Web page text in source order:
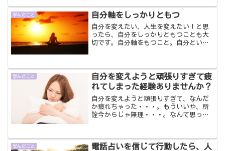
いましょう。決して、年だ...
学んだこと 自分軸をしっかりともつ
自分を変えたい、人生を変えたい！と思
ったら、自分をしっかりともつことも大
切です。自分軸をもつこと。自分という
かを言われた時、その決心...
学んだこと
自分を変えようと頑張りすぎて疲
れてしまった経験ありませんか？
自分を変えようと頑張りすぎて、なんだ
か疲れちゃった・・・。もういいや、所
詮今からじゃ無理・・・。なんて思った
ことも悪い方に悪い方にばかり考えてし
まい、それが現実化してし...
学んだこと
電話占いを信じて行動したら、人